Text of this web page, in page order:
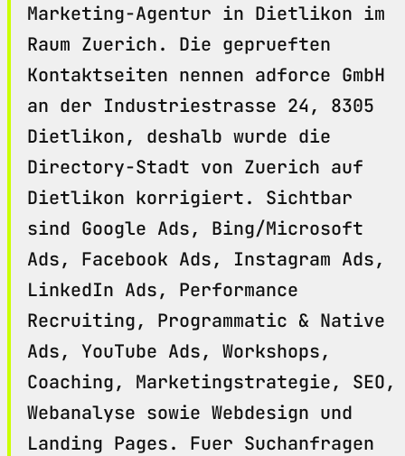
Marketing-Agentur in Dietlikon im
Raum Zuerich. Die geprueften
Kontaktseiten nennen adforce GmbH
an der Industriestrasse 24, 8305
Dietlikon, deshalb wurde die
Directory-Stadt von Zuerich auf
Dietlikon korrigiert. Sichtbar
sind Google Ads, Bing/Microsoft
Ads, Facebook Ads, Instagram Ads,
LinkedIn Ads, Performance
Recruiting, Programmatic & Native
Ads, YouTube Ads, Workshops,
Coaching, Marketingstrategie, SEO,
Webanalyse sowie Webdesign und
Landing Pages. Fuer Suchanfragen